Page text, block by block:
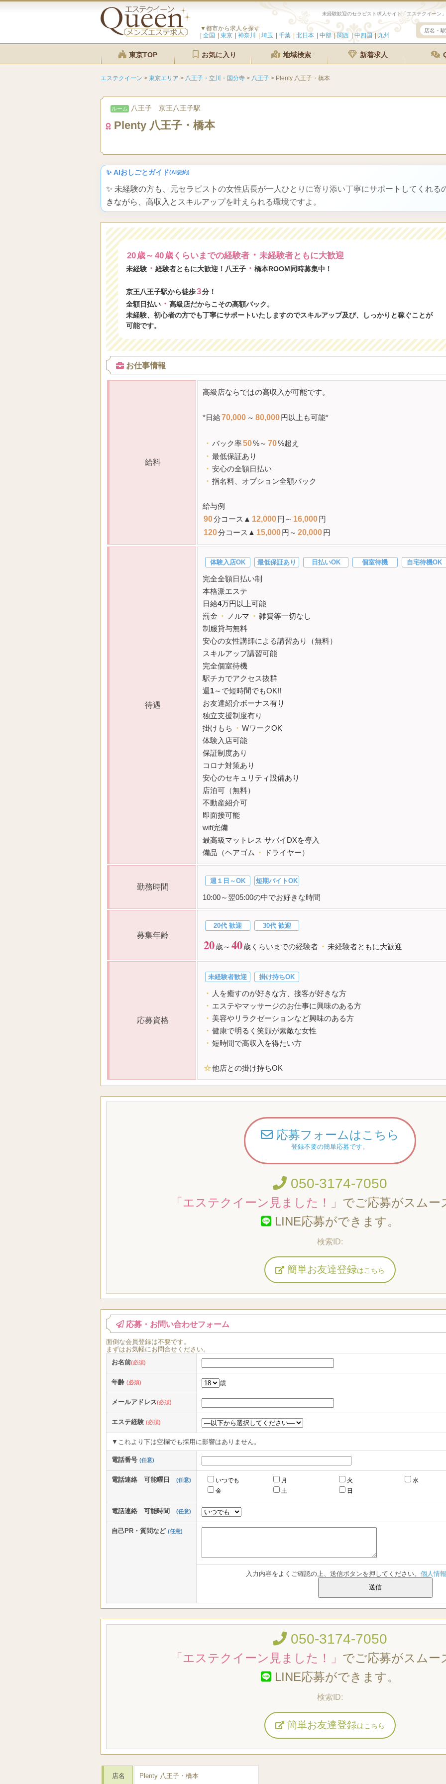
▼都市から求人を探す
全国
東京 神奈川 埼玉 千葉 北日本 中部 関西 中四国 九州
東京TOP お気に入り 地域検索 新着求人
エステクイーン > 東京エリア > 八王子・立川・国分寺 > 八王子 > Plenty 八王子・橋本
ルーム 八王子 京王八王子駅
Plenty 八王子・橋本
✨ AIおしごとガイド(AI要約)
✨ 未経験の方も、元セラピストの女性店長が一人ひとりに寄り添い丁寧にサポートしてくれる
きながら、高収入とスキルアップを叶えられる環境ですよ。
20歳～ 40歳くらいまでの経験者 ・ 未経験者ともに大歓迎
未経験 ・ 経験者ともに大歓迎！八王子 ・ 橋本ROOM同時募集中！
京王八王子駅から徒歩3分！
全額日払い ・ 高級店だからこその高額バック。
未経験、初心者の方でも丁寧にサポートいたしますのでスキルアップ及び、しっかりと稼ぐことが
可能です。
お仕事情報
給料
高級店ならではの高収入が可能です。
*日給70,000 ～ 80,000円以上も可能*
・ バック率50%～ 70%超え
・ 最低保証あり
・ 安心の全額日払い
・ 指名料、オプション全額バック
給与例
90分コース▲ 12,000円～ 16,000円
120分コース▲ 15,000円～ 20,000円
待遇
体験入店OK 最低保証あり 日払いOK 個室待機 自宅待機OK
完全全額日払い制
本格派エステ
日給4万円以上可能
罰金 ・ ノルマ ・ 雑費等一切なし
制服貸与無料
安心の女性講師による講習あり（無料）
スキルアップ講習可能
完全個室待機
駅チカでアクセス抜群
週 1～で短時間でもOK!!
お友達紹介ボーナス有り
独立支援制度有り
掛けもち ・ WワークOK
体験入店可能
保証制度あり
コロナ対策あり
安心のセキュリティ設備あり
店泊可（無料）
不動産紹介可
即面接可能
wifi完備
最高級マットレス サバイDXを導入
備品（ヘアゴム ・ ドライヤー）
勤務時間
週１日～OK 短期バイトOK
10:00～翌05:00の中でお好きな時間
募集年齢
20代 歓迎 30代 歓迎
20歳～ 40歳くらいまでの経験者 ・ 未経験者ともに大歓迎
応募資格
未経験者歓迎 掛け持ちOK
・ 人を癒すのが好きな方、接客が好きな方
・ エステやマッサージのお仕事に興味のある方
・ 美容やリラクゼーションなど興味のある方
・ 健康で明るく笑顔が素敵な女性
・ 短時間で高収入を得たい方
☆他店との掛け持ちOK
応募フォームはこちら
登録不要の簡単応募です。
050-3174-7050
「エステクイーン見ました！」 でご応募がスムー
LINE応募ができます。
簡単お友達登録はこちら
応募・お問い合わせフォーム
面倒な会員登録は不要です。
まずはお気軽にお問合せください。
お名前(必須)
年齢 (必須) 歳
メールアドレス(必須)
エステ経験 (必須)
▼これより下は空欄でも採用に影響はありません。
電話番号 (任意)
電話連絡 可能曜日 (任意) いつでも 月 火
水
金
土 日
電話連絡 可能時間 (任意)
自己PR・質問など (任意)
入力内容をよくご確認の上、送信ボタンを押してください。 個人情
050-3174-7050
「エステクイーン見ました！」 でご応募がスムー
LINE応募ができます。
簡単お友達登録はこちら
店名 Plenty 八王子・橋本